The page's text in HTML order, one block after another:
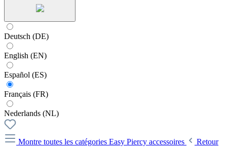
Deutsch (DE)
English (EN)
Español (ES)
Français (FR)
Nederlands (NL)
Montre toutes les catégories Easy Piercy accessoires
Retour